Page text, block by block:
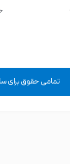
تمامی حقوق برای